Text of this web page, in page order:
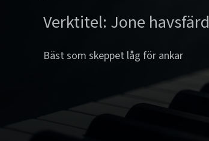
Verktitel: Jone havsfärd
Bäst som skeppet låg för ankar